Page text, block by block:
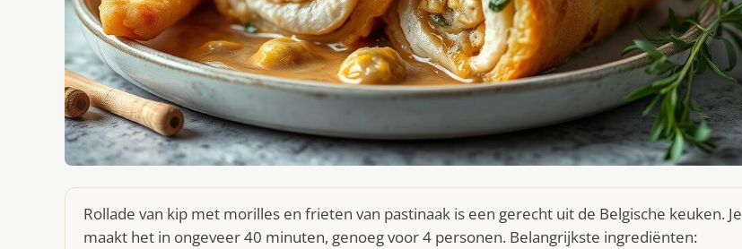
Rollade van kip met morilles en frieten van pastinaak is een gerecht uit de Belgische keuken. Je
maakt het in ongeveer 40 minuten, genoeg voor 4 personen. Belangrijkste ingrediënten: